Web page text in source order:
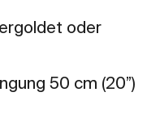
oder
50 cm (20”)